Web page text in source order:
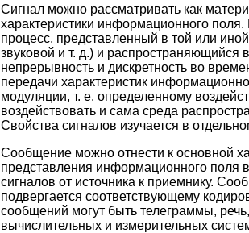
Сигнал можно рассматривать как
характеристики информационного
процесс, представленный в той или
звуковой и т. д.) и распространяющийся
непрерывность и дискретность во
передачи характеристик
модуляции, т. е. определенному
воздействовать и сама среда
Свойства сигналов изучается в
Сообщение можно отнести к основной
представления информационного поля
сигналов от источника к приемнику.
подвергается соответствующему
сообщений могут быть телеграммы,
вычислительных и измерительных